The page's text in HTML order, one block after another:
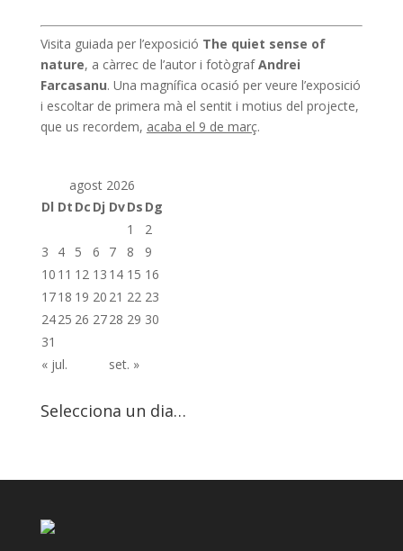
Visita guiada per l’exposició The quiet sense of
nature, a càrrec de l’autor i fotògrafAndrei
Farcasanu. Una magnífica ocasió per veure l’exposició
i escoltar de primera mà el sentit i motius del projecte,
que us recordem, acaba el 9 de març.
agost 2026
Dl Dt Dc Dj DvDs Dg
1
2
3
4 5 6 7 8
9
10 11 12 13 14 15 16
1718 19 20 21 22 23
2425 26 2728 29 30
31
« jul.
set. »
Selecciona un dia…